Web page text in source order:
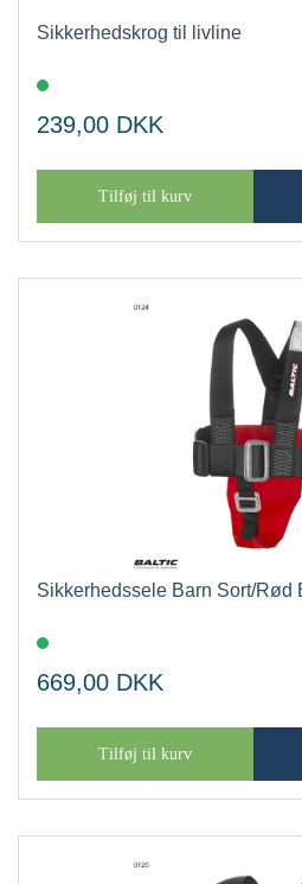
Sikkerhedskrog til livline
239,00 DKK
Tilføj til kurv
Sikkerhedssele Barn Sort/Rød
669,00 DKK
Tilføj til kurv